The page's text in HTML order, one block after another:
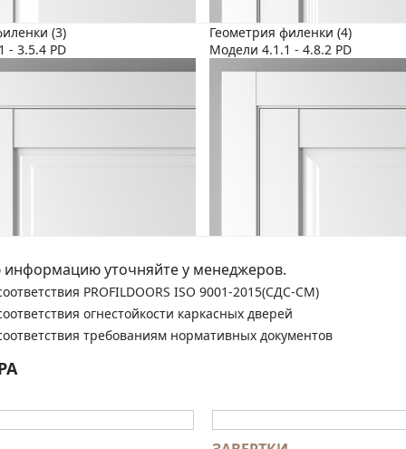
(3)
- 3.5.4 PD
Геометрия филенки (4)
Модели 4.1.1 - 4.8.2 PD
уточняйте у менеджеров.
PROFILDOORS ISO 9001-2015(СДС-СМ)
огнестойкости каркасных дверей
требованиям нормативных документов